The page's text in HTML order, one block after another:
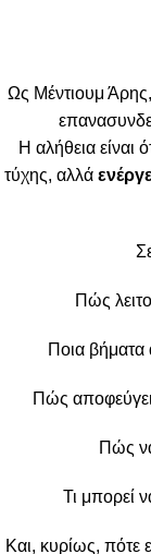
Ως Μέντιουμ
Η αλήθεια είναι
τύχης, αλλά
Πώς
Ποια βήματα
Πώς
Πώς
Τι μπορεί
Και, κυρίως, πότε